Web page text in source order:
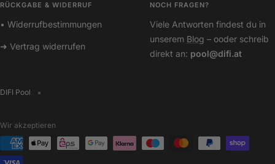
RÜCKGABE & WIDERRUF
• Widerrufbestimmungen
➜ Vertrag widerrufen
NOCH FRAGEN?
Viele Antworten findest du in
unserem Blog – ooder schreib
direkt an: pool@difi.at
DIFI Pool
Wir akzeptieren